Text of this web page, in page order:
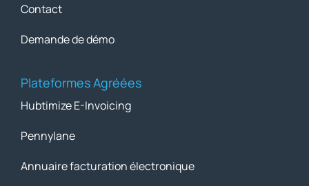
Contact
Demande de démo
Plateformes Agréées
Hubtimize E-Invoicing
Pennylane
Annuaire facturation électronique